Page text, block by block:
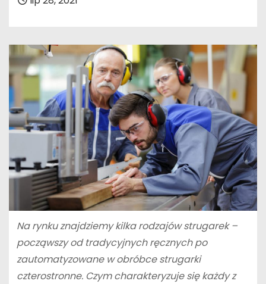
Na rynku znajdziemy kilka rodzajów strugarek –
począwszy od tradycyjnych ręcznych po
zautomatyzowane w obróbce strugarki
czterostronne. Czym charakteryzuje się każdy z